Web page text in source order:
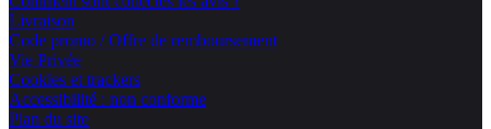
Livraison
Code promo / Offre de remboursement
Vie Privée
Cookies et trackers
Accessibilité : non conforme
Plan du site